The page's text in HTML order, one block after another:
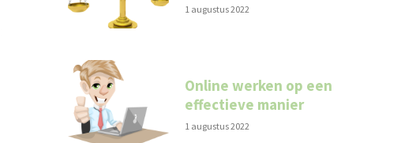
1 augustus 2022
Online werken op een
effectieve manier
1 augustus 2022